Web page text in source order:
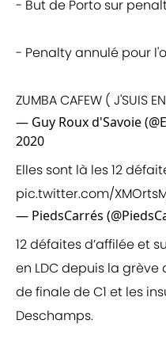
- But de Porto sur
- Penalty annulé pour
ZUMBA CAFEW ( J'SUIS
— Guy Roux d'Savoie
2020
Elles sont là les 12
pic.twitter.com/
— PiedsCarrés
12 défaites d’affilée et
en LDC depuis la
de finale de C1 et les
Deschamps.